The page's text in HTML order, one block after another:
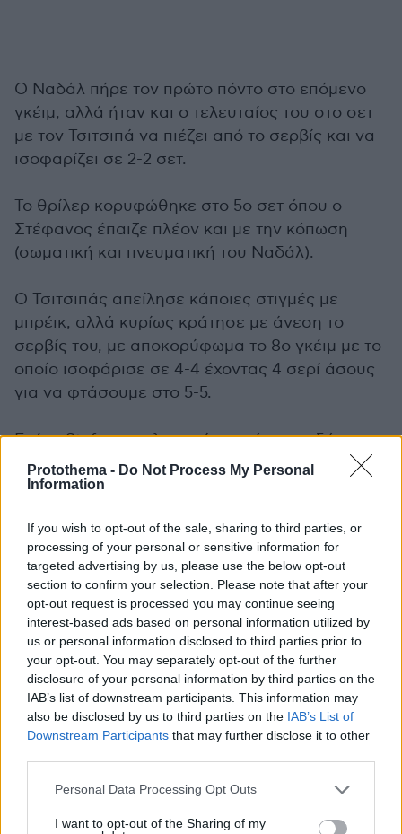
Protothema - Do Not Process My Personal
Information
If you wish to opt-out of the sale, sharing to third parties, or
processing of your personal or sensitive information for
targeted advertising by us, please use the below opt-out
section to confirm your selection. Please note that after your
opt-out request is processed you may continue seeing
interest-based ads based on personal information utilized by
us or personal information disclosed to third parties prior to
your opt-out. You may separately opt-out of the further
disclosure of your personal information by third parties on the
IAB’s list of downstream participants. This information may
also be disclosed by us to third parties on the IAB’s List of
Downstream Participants that may further disclose it to other
Please note that this website/app uses one or more Google
not limited to your visit or usage behaviour. You may click to
Personal Data Processing Opt Outs
I want to opt-out of the Sharing of my
Ο Ναδάλ πήρε τον πρώτο πόντο στο επόμενο
γκέιμ, αλλά ήταν και ο τελευταίος του στο σετ
με τον Τσιτσιπά να πιέζει από το σερβίς και να
ισοφαρίζει σε 2-2 σετ.
Το θρίλερ κορυφώθηκε στο 5ο σετ όπου ο
Στέφανος έπαιζε πλέον και με την κόπωση
(σωματική και πνευματική του Ναδάλ).
Ο Τσιτσιπάς απείλησε κάποιες στιγμές με
μπρέικ, αλλά κυρίως κράτησε με άνεση το
σερβίς του, με αποκορύφωμα το 8ο γκέιμ με το
οποίο ισοφάρισε σε 4-4 έχοντας 4 σερί άσους
για να φτάσουμε στο 5-5.
Εκέι ο Stef με εκπληκτικά χτυπήματα οδήγησε
σε συνεχόμενα λάθη τον Ισπανό και έκανε το
μπρέικ που τον έφερε να σερβίρει για το ματς.